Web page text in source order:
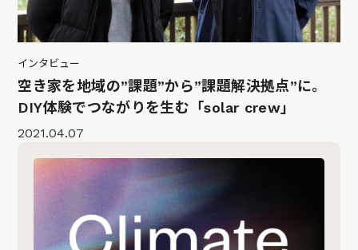
インタビュー
空き家を地域の”課題”から”課題解決拠点”に。
DIY体験でつながりを生む「solar crew」
2021.04.07